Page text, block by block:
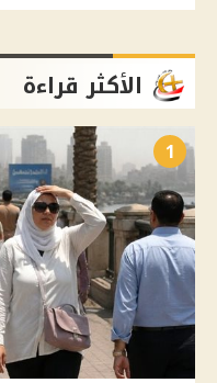
الأكثر قراءة
1